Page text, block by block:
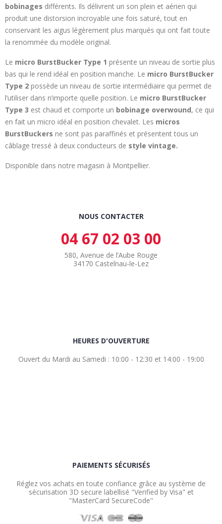
bobinages différents. Ils délivrent un son plein et aérien qui
produit une distorsion incroyable une fois saturé, tout en
conservant les aigus légèrement plus marqués qui ont fait toute
la renommée du modèle original.
Le micro BurstBucker Type 1 présente un niveau de sortie plus
bas qui le rend idéal en position manche. Le micro BurstBucker
Type 2 possède un niveau de sortie intermédiaire qui permet de
l’utiliser dans n’importe quelle position. Le micro BurstBucker
Type 3 est chaud et comporte un bobinage overwound, ce qui
en fait un micro idéal en position chevalet. Les micros
BurstBuckers ne sont pas paraffinés et présentent tous un
câblage tressé à deux conducteurs de style vintage.
Disponible dans notre magasin à Montpellier.
NOUS CONTACTER
04 67 02 03 00
580, Avenue de l’Aube Rouge
34170 Castelnau-le-Lez
HEURES D'OUVERTURE
Ouvert du Mardi au Samedi : 10:00 - 12:30 et 14:00 - 19:00
PAIEMENTS SÉCURISÉS
Réglez vos achats en toute confiance grâce au système de
sécurisation 3D secure labellisé "Verified by Visa" et
"MasterCard SecureCode"